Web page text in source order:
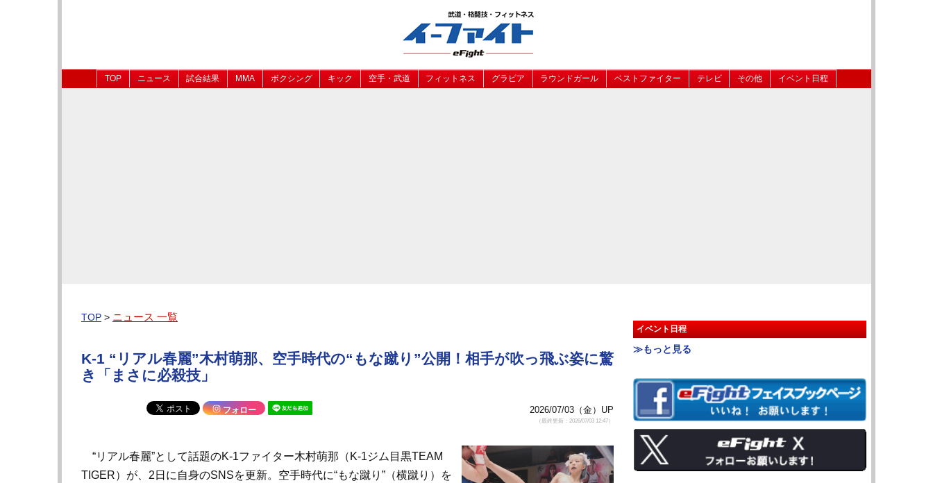
TOP ニュース 試合結果 MMA ボクシング キック 空手・武道 フィットネス グラビア ラウンドガール ベストファイター テレビ その他 イベント日程
TOP > ニュース 一覧
K-1 “リアル春麗”木村萌那、空手時代の“もな蹴り”公開！相手が吹っ飛ぶ姿に驚
き「まさに必殺技」
フォロー 2026/07/03（金）UP
（最終更新：2026/07/03 12:47）
“リアル春麗”として話題のK-1ファイター木村萌那（K-1ジム目黒TEAM
TIGER）が、2日に自身のSNSを更新。空手時代に“もな蹴り”（横蹴り）を
イベント日程
≫もっと見る